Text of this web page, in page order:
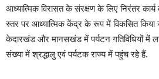
आध्यात्मिक विरासत के संरक्षण के लिए निरंतर
स्तर पर आध्यात्मिक केंद्र के रूप में विकसित किया
केदारखंड और मानसखंड में पर्यटन गतिविधियों में
संख्या में श्रद्धालु एवं पर्यटक राज्य में पहुंच रहे हैं.